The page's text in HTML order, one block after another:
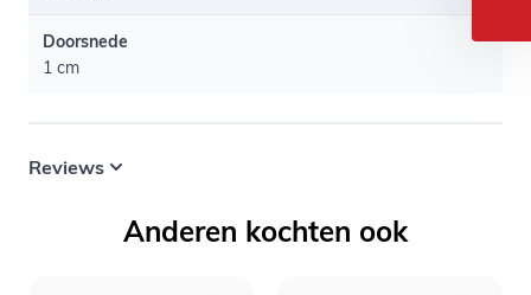
Doorsnede
1 cm
Reviews
Anderen kochten ook